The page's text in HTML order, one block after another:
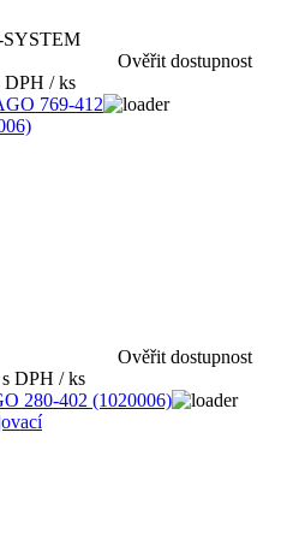
SYSTEM
Ověřit dostupnost
DPH / ks
Ověřit dostupnost
DPH / ks